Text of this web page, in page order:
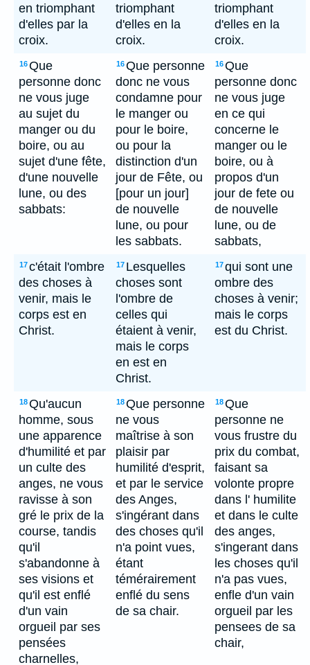
en triomphant
d'elles par la
croix.
triomphant
d'elles en la
croix.
triomphant
d'elles en la
croix.
16Que
personne donc
ne vous juge
au sujet du
manger ou du
boire, ou au
sujet d'une fête,
d'une nouvelle
lune, ou des
sabbats:
16Que personne
donc ne vous
condamne pour
le manger ou
pour le boire,
ou pour la
distinction d'un
jour de Fête, ou
[pour un jour]
de nouvelle
lune, ou pour
les sabbats.
16Que
personne donc
ne vous juge
en ce qui
concerne le
manger ou le
boire, ou à
propos d'un
jour de fete ou
de nouvelle
lune, ou de
sabbats,
17c'était l'ombre
des choses à
venir, mais le
corps est en
Christ.
17 Lesquelles
choses sont
l'ombre de
celles qui
étaient à venir,
mais le corps
en est en
Christ.
17qui sont une
ombre des
choses à venir;
mais le corps
est du Christ.
18Qu'aucun
homme, sous
une apparence
d'humilité et par
un culte des
anges, ne vous
ravisse à son
gré le prix de la
course, tandis
qu'il
s'abandonne à
ses visions et
qu'il est enflé
d'un vain
orgueil par ses
pensées
charnelles,
18Que personne
ne vous
maîtrise à son
plaisir par
humilité d'esprit,
et par le service
des Anges,
s'ingérant dans
des choses qu'il
n'a point vues,
étant
témérairement
enflé du sens
de sa chair.
18Que
personne ne
vous frustre du
prix du combat,
faisant sa
volonte propre
dans l' humilite
et dans le culte
des anges,
s'ingerant dans
les choses qu'il
n'a pas vues,
enfle d'un vain
orgueil par les
pensees de sa
chair,